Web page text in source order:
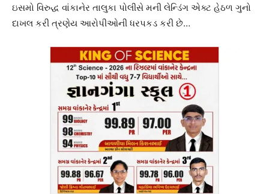
ઇસમો વિરુદ્ધ વાંકાનેર તાલુકા પોલીસે મની લેન્ડિંગ એક્ટ હેઠળ ગુનો
દાખલ કરી ત્રણેય આરોપીઓની ધરપકડ કરી છે…